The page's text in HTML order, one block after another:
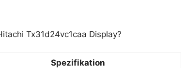
Tx31d24vc1caa Display?
Spezifikation